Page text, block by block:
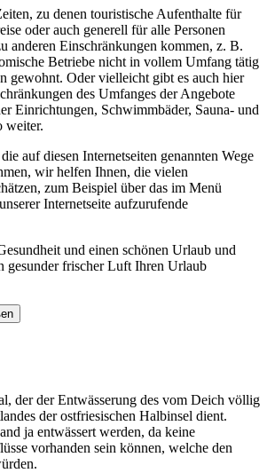
zu denen touristische Aufenthalte für
oder auch generell für alle Personen
anderen Einschränkungen kommen, z. B.
Betriebe nicht in vollem Umfang tätig
gewohnt. Oder vielleicht gibt es auch hier
des Umfanges der Angebote
Einrichtungen, Schwimmbäder, Sauna- und
weiter.
auf diesen Internetseiten genannten Wege
wir helfen Ihnen, die vielen
zum Beispiel über das im Menü
Internetseite aufzurufende
und einen schönen Urlaub und
gesunder frischer Luft Ihren Urlaub
der der Entwässerung des vom Deich völlig
der ostfriesischen Halbinsel dient.
ja entwässert werden, da keine
vorhanden sein können, welche den